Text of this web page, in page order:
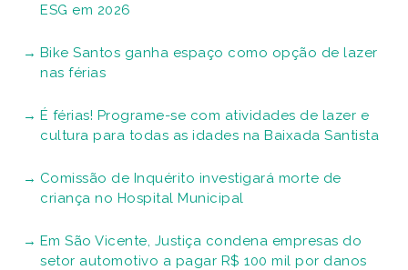
ESG em 2026
Bike Santos ganha espaço como opção de lazer
nas férias
É férias! Programe-se com atividades de lazer e
cultura para todas as idades na Baixada Santista
Comissão de Inquérito investigará morte de
criança no Hospital Municipal
Em São Vicente, Justiça condena empresas do
setor automotivo a pagar R$ 100 mil por danos